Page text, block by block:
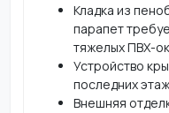
Кладка из
парапет
тяжелых ПВХ-
Устройство
последних
Внешняя